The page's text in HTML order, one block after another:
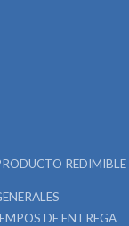
REDIMIBLE
DE ENTREGA